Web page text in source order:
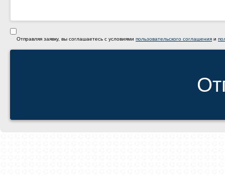
Отправляя заявку, вы соглашаетесь с условиями пользовательского соглашения и